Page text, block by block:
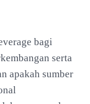
bagi
serta
apakah sumber